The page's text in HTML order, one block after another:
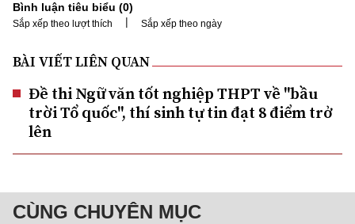
Bình luận tiêu biểu (0)
Sắp xếp theo lượt thích | Sắp xếp theo ngày
BÀI VIẾT LIÊN QUAN
Đề thi Ngữ văn tốt nghiệp THPT về "bầu
trời Tổ quốc", thí sinh tự tin đạt 8 điểm trở
lên
CÙNG CHUYÊN MỤC